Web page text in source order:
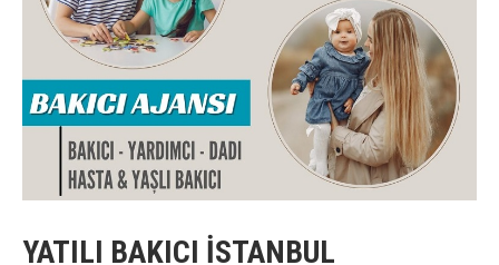
YATILI BAKICI İSTANBUL